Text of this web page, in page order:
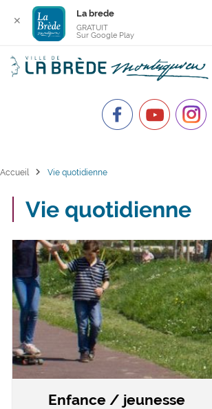
Accueil chevron_right Vie quotidienne
Vie quotidienne
Enfance / jeunesse
✕
La brede
GRATUIT
Sur Google Play